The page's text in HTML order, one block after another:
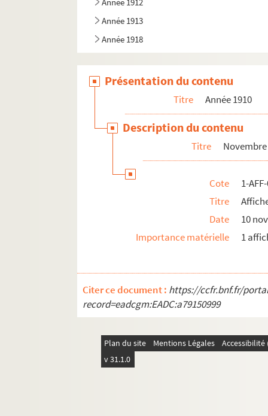
Année 1913
Année 1918
Présentation du contenu
Titre Année 1910
Description du contenu
Titre Novembre
Cote
1-
Titre
Date
10
Importance matérielle
1
Citer ce document : https://ccfr.bnf.fr/
record=eadcgm:EADC:a79150999
Plan du site Mentions Légales
v 31.1.0